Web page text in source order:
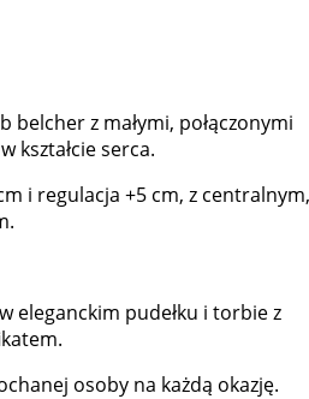
belcher z małymi, połączonymi
kształcie serca.
i regulacja +5 cm, z centralnym,
eleganckim pudełku i torbie z
osoby na każdą okazję.